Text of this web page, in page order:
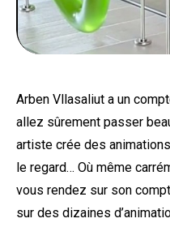
Arben Vllasaliut a un
allez sûrement passer
artiste crée des
le regard… Où même
vous rendez sur son
sur des dizaines